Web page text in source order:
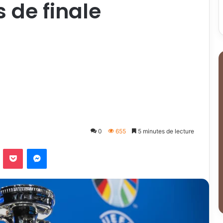
de finale
0 655 5 minutes de lecture
Pocket Messenger